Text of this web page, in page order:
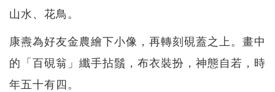
山水、花鳥。
康燾為好友金農繪下小像，再轉刻硯蓋之上。畫中
的「百硯翁」纖手拈鬚，布衣裝扮，神態自若，時
年五十有四。